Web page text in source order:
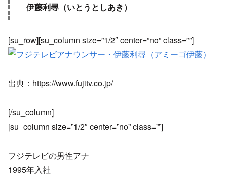
伊藤利尋（いとうとしあき）
[su_row][su_column size=”1/2″ center=”no” class=””]
出典：https://www.fujitv.co.jp/
[/su_column]
[su_column size=”1/2″ center=”no” class=””]
フジテレビの男性アナ
1995年入社